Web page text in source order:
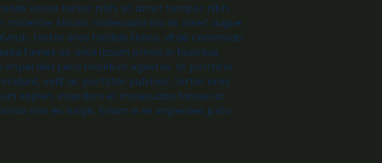
varius tortor nibh, sit amet tempor nibh
Mauris malesuada nisi sit amet augue
tortor eros facilisis libero, vitae commodo
fames ac ante ipsum primis in faucibus.
imperdiet justo tincidunt egestas. Ut porttitor
velit ac porttitor pulvinar, tortor eros
sapien. Interdum et malesuada fames ac
non eu turpis. Etiam in ex imperdiet justo